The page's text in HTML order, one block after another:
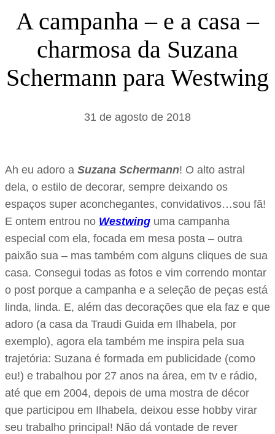
a
A campanha – e a casa –
charmosa da Suzana
Schermann para Westwing
31 de agosto de 2018
Ah eu adoro a Suzana Schermann! O alto astral
dela, o estilo de decorar, sempre deixando os
espaços super aconchegantes, convidativos…sou fã!
E ontem entrou no Westwing uma campanha
especial com ela, focada em mesa posta – outra
paixão sua – mas também com alguns cliques de sua
casa. Consegui todas as fotos e vim correndo montar
o post porque a campanha e a seleção de peças está
linda, linda. E, além das decorações que ela faz e que
adoro (a casa da Traudi Guida em Ilhabela, por
exemplo), agora ela também me inspira pela sua
trajetória: Suzana é formada em publicidade (como
eu!) e trabalhou por 27 anos na área, em tv e rádio,
até que em 2004, depois de uma mostra de décor
que participou em Ilhabela, deixou esse hobby virar
seu trabalho principal! Não dá vontade de rever